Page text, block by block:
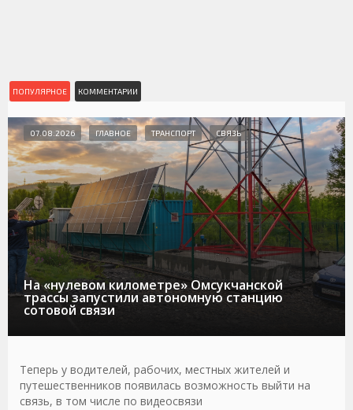
ПОПУЛЯРНОЕ КОММЕНТАРИИ
На «нулевом километре» Омсукчанской
трассы запустили автономную станцию
сотовой связи
07.08.2026 ГЛАВНОЕ ТРАНСПОРТ СВЯЗЬ
Теперь у водителей, рабочих, местных жителей и
путешественников появилась возможность выйти на
связь, в том числе по видеосвязи